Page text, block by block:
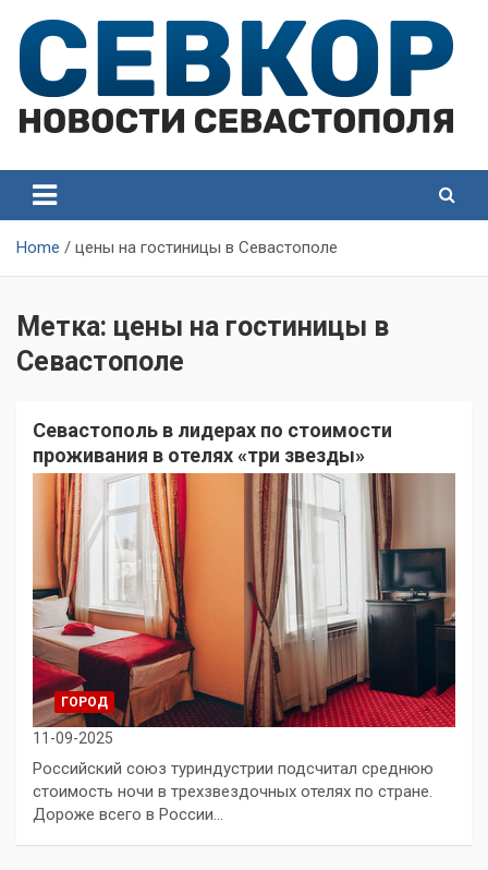
content
Севастополя
Севастополя
Home цены на гостиницы в Севастополе
Метка: цены на гостиницы в
Севастополе
Севастополь в лидерах по стоимости
проживания в отелях «три звезды»
ГОРОД
11-09-2025
Российский союз туриндустрии подсчитал среднюю
стоимость ночи в трехзвездочных отелях по стране.
Дороже всего в России…